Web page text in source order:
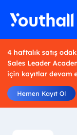
4 haftalık satış
Sales Leader
için kayıtlar devam
Hemen Kayıt Ol